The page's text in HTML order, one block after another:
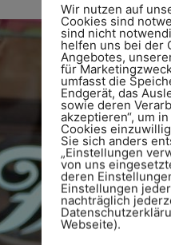
Wir nutzen auf
Cookies sind
sind nicht
helfen uns bei der
Angebotes,
für
umfasst die
Endgerät, das
sowie deren
akzeptieren“, um
Cookies
Sie sich anders
„Einstellungen
von uns
deren
Einstellungen
nachträglich
Webseite).